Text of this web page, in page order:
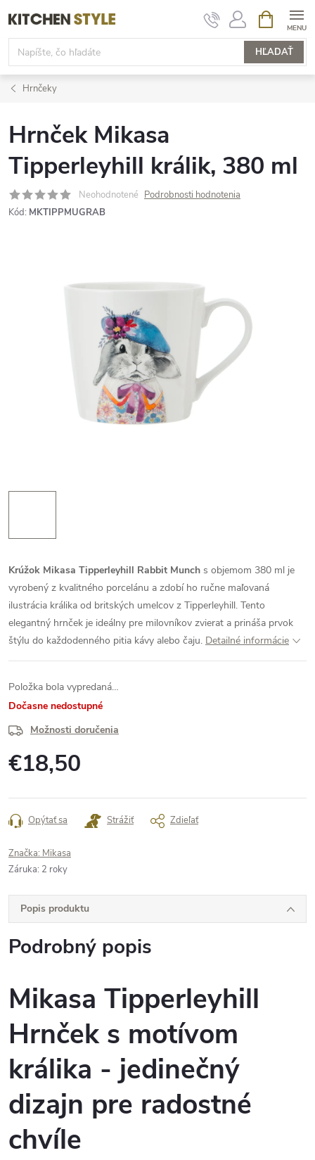
na
obsah
HĽADAŤ
KOŠÍK
Hrnčeky
Hrnček Mikasa
Tipperleyhill králik, 380 ml
Neohodnotené Podrobnosti hodnotenia
Kód: MKTIPPMUGRAB
Krúžok Mikasa Tipperleyhill Rabbit Munch s objemom 380 ml je
vyrobený z kvalitného porcelánu a zdobí ho ručne maľovaná
ilustrácia králika od britských umelcov z Tipperleyhill. Tento
elegantný hrnček je ideálny pre milovníkov zvierat a prináša prvok
štýlu do každodenného pitia kávy alebo čaju. Detailné informácie
Položka bola vypredaná…
Dočasne nedostupné
Možnosti doručenia
€18,50
cena:
Opýtať sa Strážiť Zdieľať
Značka: Mikasa
Záruka: 2 roky
Popis produktu
Podrobný popis
Mikasa Tipperleyhill
Hrnček s motívom
králika - jedinečný
dizajn pre radostné
chvíle